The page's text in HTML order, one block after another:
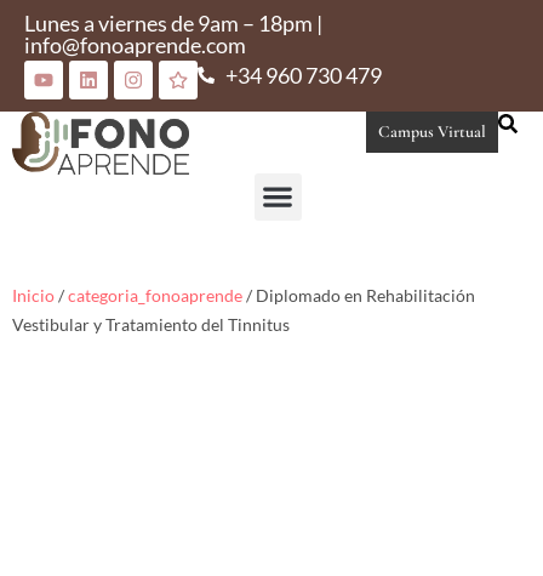
Lunes a viernes de 9am – 18pm |
info@fonoaprende.com
+34 960 730 479
Campus Virtual
Inicio/categoria_fonoaprende/ Diplomado en Rehabilitación
Vestibular y Tratamiento del Tinnitus